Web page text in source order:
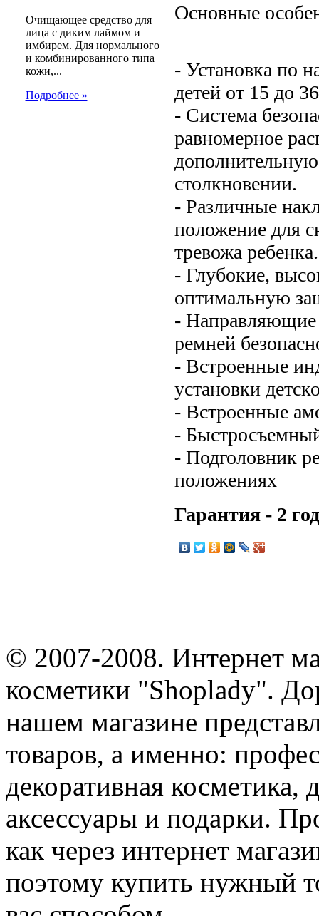
Очищающее средство для
лица с диким лаймом и
имбирем. Для нормального
и комбинированного типа
кожи,...
Подробнее »
Основные
- Установка по
детей от 15 до
- Система
равномерное
столкновении.
- Различные
положение для
тревожа ребенка.
- Глубокие,
оптимальную
- Направляющие
ремней
- Встроенные
установки
- Встроенные
-
- Подголовник
положениях
Гарантия - 2
© 2007-2008. Интернет
косметики "Shoplady".
нашем магазине
товаров, а именно:
декоративная косметика,
аксессуары и подарки.
как через интернет
поэтому купить нужный